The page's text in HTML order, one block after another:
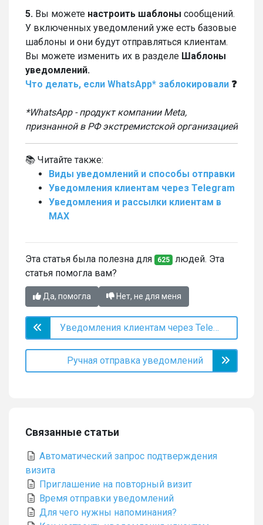
5. Вы можете настроить шаблоны сообщений.
У включенных уведомлений уже есть базовые
шаблоны и они будут отправляться клиентам.
Вы можете изменить их в разделе Шаблоны
уведомлений.
Что делать, если WhatsApp* заблокировали ❓
*WhatsApp - продукт компании Meta,
признанной в РФ экстремистской организацией
📚 Читайте также:
Виды уведомлений и способы отправки
Уведомления клиентам через Telegram
Уведомления и рассылки клиентам в
MAX
Эта статья была полезна для 625 людей. Эта
статья помогла вам?
Да, помогла Нет, не для меня
Уведомления клиентам через Telegram
Ручная отправка уведомлений
Связанные статьи
Автоматический запрос подтверждения
визита
Приглашение на повторный визит
Время отправки уведомлений
Для чего нужны напоминания?